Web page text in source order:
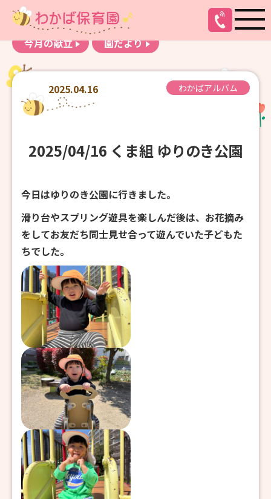
お知らせ
わかばアルバム
今月の献立
園だより
2025.04.16 わかばアルバム
2025/04/16 くま組 ゆりのき公園
今日はゆりのき公園に行きました。
滑り台やスプリング遊具を楽しんだ後は、お花摘み
をしてお友だち同士見せ合って遊んでいた子どもた
ちでした。